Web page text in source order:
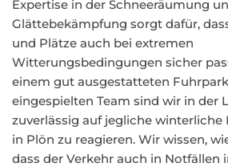
Expertise in der Schneeräumung
Glättebekämpfung sorgt dafür,
und Plätze auch bei extremen
Witterungsbedingungen sicher
einem gut ausgestatteten
eingespielten Team sind wir in der
zuverlässig auf jegliche winterliche
in Plön zu reagieren. Wir wissen,
dass der Verkehr auch in Notfällen